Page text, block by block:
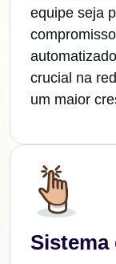
equipe seja
crucial na
um maior
Sistema